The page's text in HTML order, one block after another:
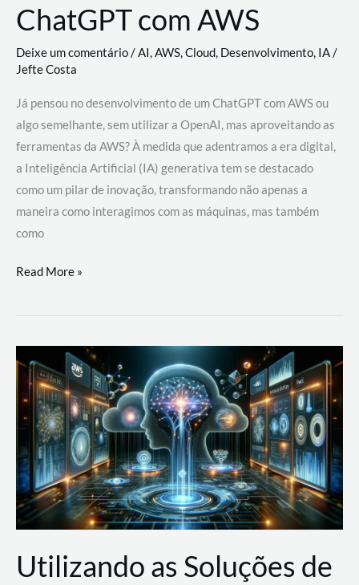
ChatGPT com AWS
Deixe um comentário/AI,AWS,Cloud, Desenvolvimento, IA/
Jefte Costa
Já pensou no desenvolvimento de um ChatGPT com AWS ou
algo semelhante, sem utilizar a OpenAI, mas aproveitando as
ferramentas da AWS? À medida que adentramos a era digital,
a Inteligência Artificial (IA) generativa tem se destacado
como um pilar de inovação, transformando não apenas a
maneira como interagimos com as máquinas, mas também
como
Desenvolvimento
um
com
AWS
Read More »
Utilizando as Soluções de